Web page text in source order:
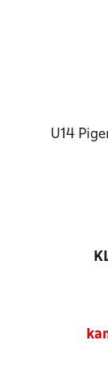
U14